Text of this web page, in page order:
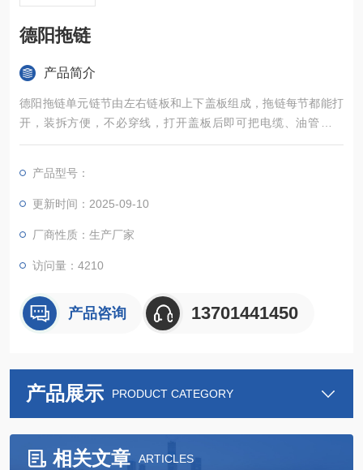
德阳拖链
产品简介
德阳拖链单元链节由左右链板和上下盖板组成，拖链每节都能打
开，装拆方便，不必穿线，打开盖板后即可把电缆、油管、气
管、水管等放入拖链。
产品型号：
更新时间：2025-09-10
厂商性质：生产厂家
访问量：4210
产品咨询 13701441450
产品展示 PRODUCT CATEGORY
相关文章 ARTICLES